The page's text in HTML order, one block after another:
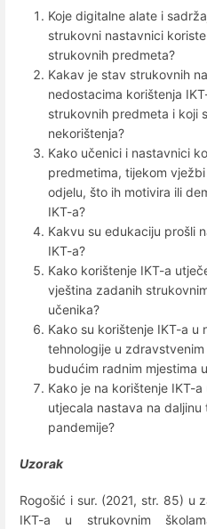
Koje digitalne alate i
strukovni nastavnici
strukovnih predmeta?
Kakav je stav strukovnih
nedostacima korištenja
strukovnih predmeta i koji
nekorištenja?
Kako učenici i nastavnici
predmetima, tijekom
odjelu, što ih motivira ili
IKT-a?
Kakvu su edukaciju prošli
IKT-a?
Kako korištenje IKT-a
vještina zadanih
učenika?
Kako su korištenje IKT-a u
tehnologije u
budućim radnim mjestima
Kako je na korištenje IKT-
utjecala nastava na daljinu
pandemije?
Uzorak
Rogošić i sur. (2021, str. 85) u
IKT-a u strukovnim